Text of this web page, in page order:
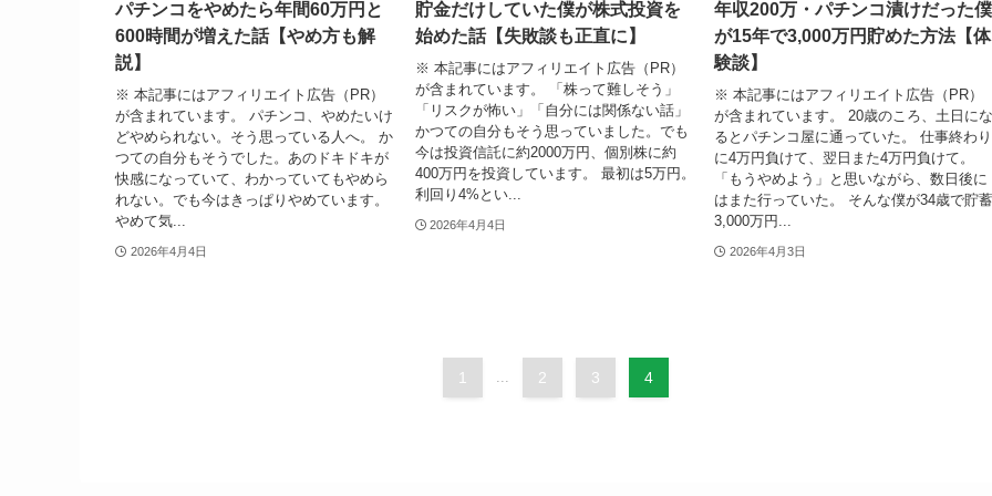
パチンコをやめたら年間60万円と
600時間が増えた話【やめ方も解
説】
※ 本記事にはアフィリエイト広告（PR）
が含まれています。 パチンコ、やめたいけ
どやめられない。そう思っている人へ。 か
つての自分もそうでした。あのドキドキが
快感になっていて、わかっていてもやめら
れない。でも今はきっぱりやめています。
やめて気...
2026年4月4日
貯金だけしていた僕が株式投資を
始めた話【失敗談も正直に】
※ 本記事にはアフィリエイト広告（PR）
が含まれています。 「株って難しそう」
「リスクが怖い」「自分には関係ない話」
かつての自分もそう思っていました。でも
今は投資信託に約2000万円、個別株に約
400万円を投資しています。 最初は5万円。
利回り4%とい...
2026年4月4日
年収200万・パチンコ漬けだった僕
が15年で3,000万円貯めた方法【体
験談】
※ 本記事にはアフィリエイト広告（PR）
が含まれています。 20歳のころ、土日にな
るとパチンコ屋に通っていた。 仕事終わり
に4万円負けて、翌日また4万円負けて。
「もうやめよう」と思いながら、数日後に
はまた行っていた。 そんな僕が34歳で貯蓄
3,000万円...
2026年4月3日
1 2 3 4